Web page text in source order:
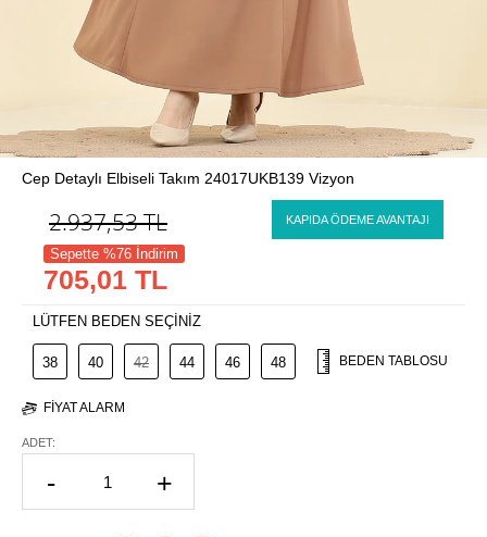
Cep Detaylı Elbiseli Takım 24017UKB139 Vizyon
2.937,53TL KAPIDA ÖDEME AVANTAJI
Sepette %76 İndirim
705,01 TL
LÜTFEN BEDEN SEÇİNİZ
38 40 42 44 46 48 BEDEN TABLOSU
FIYAT ALARM
ADET:
- +